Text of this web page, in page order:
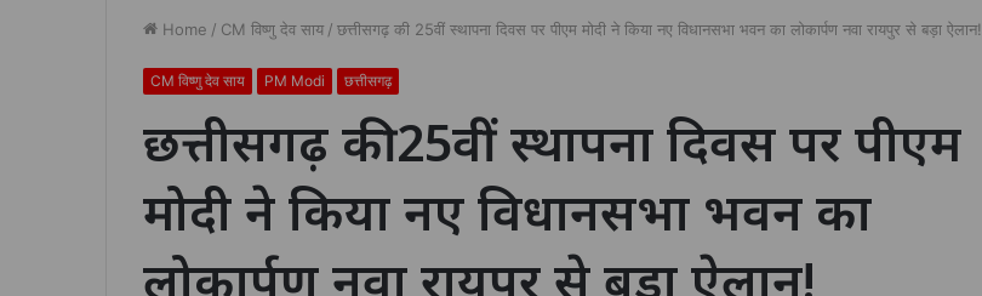
Home / CM विष्णु देव साय / छत्तीसगढ़ की 25वीं स्थापना दिवस पर पीएम मोदी ने किया नए विधानसभा भवन का लोकार्पण नवा रायपुर से बड़ा ऐलान!
CM विष्णु देव साय PM Modi छत्तीसगढ़
छत्तीसगढ़ की 25वीं स्थापना दिवस पर पीएम
मोदी ने किया नए विधानसभा भवन का
लोकार्पण नवा रायपुर से बड़ा ऐलान!